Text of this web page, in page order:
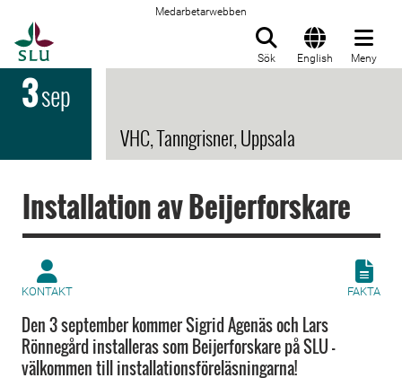
Medarbetarwebben
Sök English Meny
3sep
VHC, Tanngrisner, Uppsala
Installation av Beijerforskare
KONTAKT FAKTA
Den 3 september kommer Sigrid Agenäs och Lars
Rönnegård installeras som Beijerforskare på SLU -
välkommen till installationsföreläsningarna!